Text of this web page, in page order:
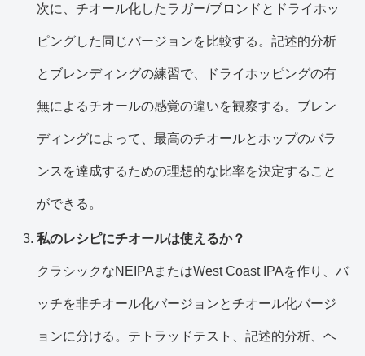
次に、チオール化したラガー/ブロンドとドライホッ
ピングした同じバージョンを比較する。記述的分析
とブレンディングの練習で、ドライホッピングの有
無によるチオールの感覚の違いを観察する。ブレン
ディングによって、最高のチオールとホップのバラ
ンスを達成するための理想的な比率を決定すること
ができる。
私のレシピにチオールは使えるか？
クラシックなNEIPAまたはWest Coast IPAを作り、バ
ッチを非チオール化バージョンとチオール化バージ
ョンに分ける。テトラッドテスト、記述的分析、ヘ